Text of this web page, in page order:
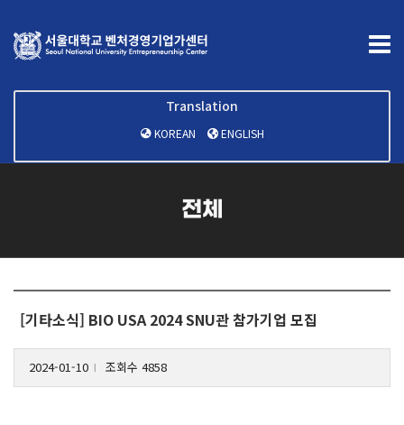
Translation
KOREAN ENGLISH
전체
[기타소식] BIO USA 2024 SNU관 참가기업 모집
2024-01-10 조회수 4858